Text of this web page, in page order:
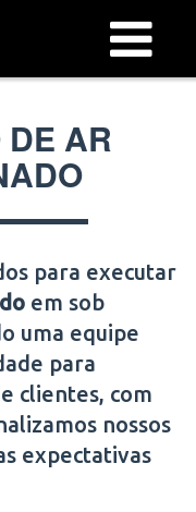
Menu
AR
para executar
em sob
uma equipe
para
clientes, com
nossos
expectativas